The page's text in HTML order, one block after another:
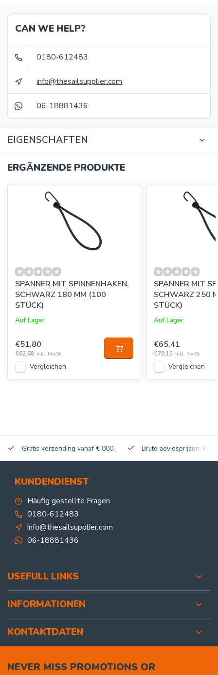
CAN WE HELP?
0180-612483
info@thesailsupplier.com
06-18881436
EIGENSCHAFTEN
ERGÄNZENDE PRODUKTE
SPANNER MIT SPINNENHAKEN,
SCHWARZ 180 MM (100
STÜCK)
Auf Lager
€51,80
€62,68 Inkl. MwSt.
Vergleichen
SPANNER MIT
SCHWARZ 250
STÜCK)
Auf Lager
€65,41
€79,15 Inkl. MwSt.
Vergleichen
Gratis verzending vanaf € 800,- Bruto adviesprijzen,
KUNDENDIENST
Häufig gestellte Fragen
0180-612483
info@thesailsupplier.com
06-18881436
USEFULL LINKS
INFORMATIONEN
KONTAKTDATEN
NEVER MISS PROMOTIONS OR